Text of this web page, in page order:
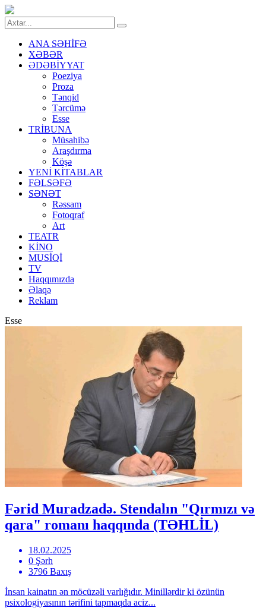
ANA SƏHİFƏ
XƏBƏR
ƏDƏBİYYAT
Poeziya
Proza
Tənqid
Tərcümə
Esse
TRİBUNA
Müsahibə
Araşdırma
Köşə
YENİ KİTABLAR
FƏLSƏFƏ
SƏNƏT
Rəssam
Fotoqraf
Art
TEATR
KİNO
MUSİQİ
TV
Haqqımızda
Əlaqə
Reklam
Esse
Fərid Muradzadə. Stendalın "Qırmızı və
qara" romanı haqqında (TƏHLİL)
18.02.2025
0 Şərh
3796 Baxış
İnsan kainatın ən möcüzəli varlığıdır. Minillərdir ki özünün
psixologiyasının tərifini tapmaqda aciz...